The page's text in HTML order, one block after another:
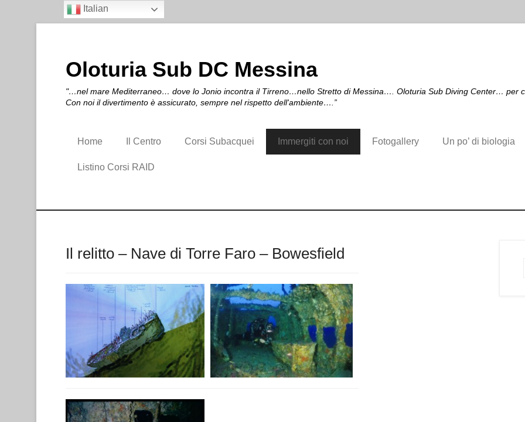
Oloturia Sub DC Messina
"…nel mare Mediterraneo… dove lo Jonio incontra il Tirreno…nello Stretto di Messina…. Oloturia Sub Diving Center… per
Con noi il divertimento è assicurato, sempre nel rispetto dell'ambiente….”
Home Il Centro Corsi Subacquei Immergiti con noi Fotogallery Un po’ di biologia
Listino Corsi RAID
Il relitto – Nave di Torre Faro – Bowesfield
Italian